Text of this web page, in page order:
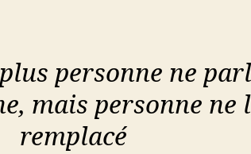
personne ne
mais personne ne
remplacé